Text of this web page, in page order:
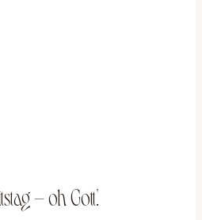
– oh Gott!